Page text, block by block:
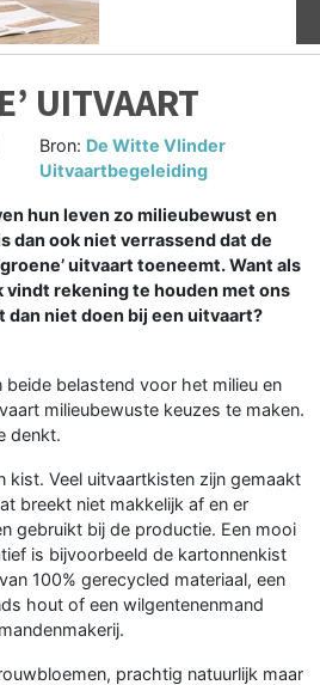
UITVAART
Bron: De Witte Vlinder
Uitvaartbegeleiding
hun leven zo milieubewust en
dan ook niet verrassend dat de
uitvaart toeneemt. Want als
vindt rekening te houden met ons
dan niet doen bij een uitvaart?
beide belastend voor het milieu en
milieubewuste keuzes te maken.
denkt.
kist. Veel uitvaartkisten zijn gemaakt
breekt niet makkelijk af en er
gebruikt bij de productie. Een mooi
is bijvoorbeeld de kartonnenkist
100% gerecycled materiaal, een
hout of een wilgentenenmand
prachtig natuurlijk maar